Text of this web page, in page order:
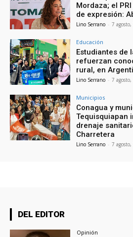
Mordaza; el
de expresión:
Lino Serrano - 7
Educación
Estudiantes de
refuerzan
rural, en
Lino Serrano - 7
Municipios
Conagua y
Tequisquiapan
drenaje
Charretera
Lino Serrano - 7
DEL EDITOR
Opinión